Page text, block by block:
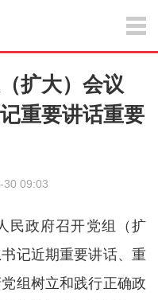
扩大）会议
重要讲话重要
30 09:03
民政府召开党组（扩
记近期重要讲话、重
组树立和践行正确政